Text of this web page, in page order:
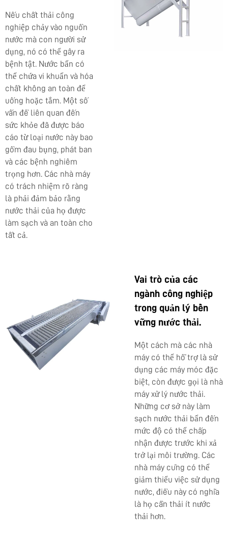
Nếu chất thải công
nghiệp chảy vào nguồn
nước mà con người sử
dụng, nó có thể gây ra
bệnh tật. Nước bẩn có
thể chứa vi khuẩn và hóa
chất không an toàn để
uống hoặc tắm. Một số
vấn đề liên quan đến
sức khỏe đã được báo
cáo từ loại nước này bao
gồm đau bụng, phát ban
và các bệnh nghiêm
trọng hơn. Các nhà máy
có trách nhiệm rõ ràng
là phải đảm bảo rằng
nước thải của họ được
làm sạch và an toàn cho
tất cả.
Vai trò của các
ngành công nghiệp
trong quản lý bền
vững nước thải.
Một cách mà các nhà
máy có thể hỗ trợ là sử
dụng các máy móc đặc
biệt, còn được gọi là nhà
máy xử lý nước thải.
Những cơ sở này làm
sạch nước thải bẩn đến
mức độ có thể chấp
nhận được trước khi xả
trở lại môi trường. Các
nhà máy cũng có thể
giảm thiểu việc sử dụng
nước, điều này có nghĩa
là họ cần thải ít nước
thải hơn.